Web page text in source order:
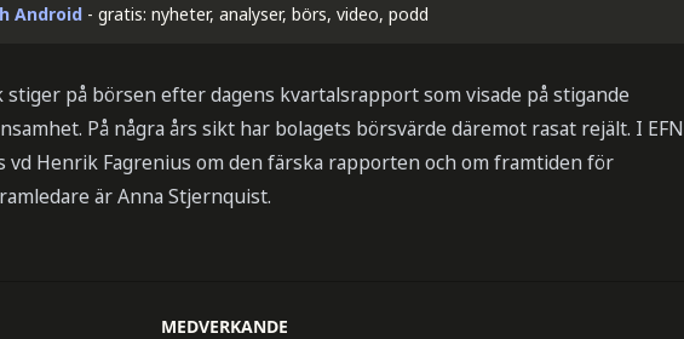
Android - gratis: nyheter, analyser, börs, video, podd
på börsen efter dagens kvartalsrapport som visade på stigande
På några års sikt har bolagets börsvärde däremot rasat rejält. I EFN
vd Henrik Fagrenius om den färska rapporten och om framtiden för
är Anna Stjernquist.
MEDVERKANDE